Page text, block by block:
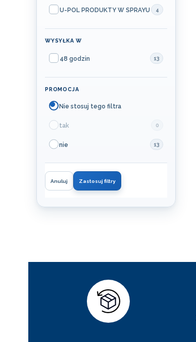
U-POL PRODUKTY W SPRAYU 4
WYSYŁKA W
Wysyłka w
48 godzin 13
PROMOCJA
Nie stosuj tego filtra
tak 0
nie 13
Anuluj Zastosuj filtry